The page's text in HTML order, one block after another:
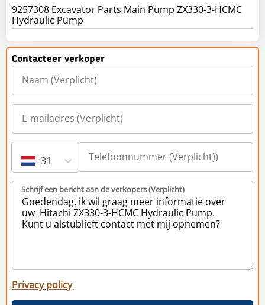
9257308 Excavator Parts Main Pump ZX330-3-HCMC
Hydraulic Pump
Contacteer verkoper
+31
Schrijf een bericht aan de verkopers (Verplicht)
Privacy policy